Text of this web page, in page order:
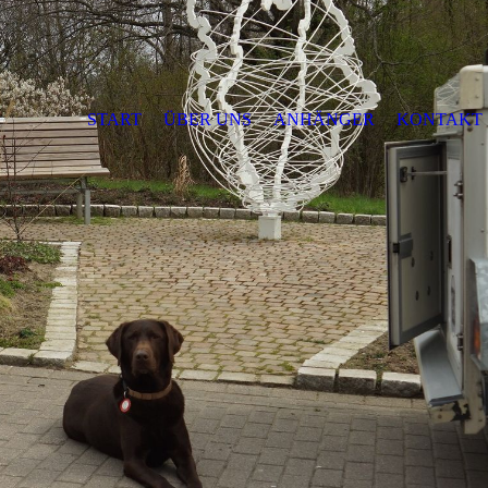
START ÜBER UNS ANHÄNGER KONTAKT